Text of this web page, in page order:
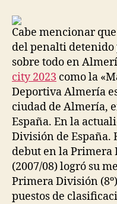
Cabe mencionar
del penalti detenido
sobre todo en
city 2023 como la
Deportiva Almería
ciudad de Almería,
España. En la
División de España.
debut en la Primera
(2007/08) logró su
Primera División
puestos de